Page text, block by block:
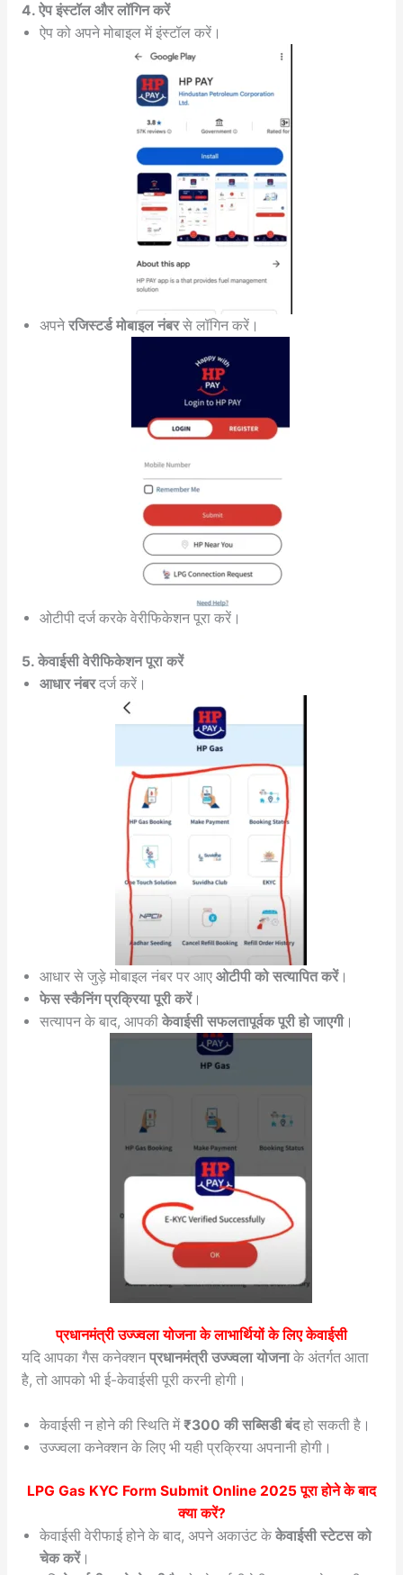
4. ऐप इंस्टॉल और लॉगिन करें
ऐप को अपने मोबाइल में इंस्टॉल करें।
अपनेरजिस्टर्ड मोबाइल नंबरसे लॉगिन करें।
ओटीपी दर्ज करके वेरीफिकेशन पूरा करें।
5. केवाईसी वेरीफिकेशन पूरा करें
आधार नंबरदर्ज करें।
आधार से जुड़े मोबाइल नंबर पर आए ओटीपी को सत्यापित करें।
फेस स्कैनिंग प्रक्रिया पूरी करें।
सत्यापन के बाद, आपकी केवाईसी सफलतापूर्वक पूरी हो जाएगी।
प्रधानमंत्री उज्ज्वला योजना के लाभार्थियों के लिए केवाईसी
यदि आपका गैस कनेक्शनप्रधानमंत्री उज्ज्वला योजनाके अंतर्गत आता
है, तो आपको भी ई-केवाईसी पूरी करनी होगी।
केवाईसी न होने की स्थिति में₹300 की सब्सिडी बंदहो सकती है।
उज्ज्वला कनेक्शन के लिए भी यही प्रक्रिया अपनानी होगी।
LPG Gas KYC Form Submit Online 2025पूरा होने के बाद
क्या करें?
केवाईसी वेरीफाई होने के बाद, अपने अकाउंट के केवाईसी स्टेटस को
चेक करें।